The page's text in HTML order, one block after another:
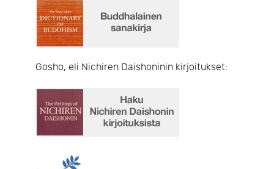
Gosho, eli Nichiren Daishoninin kirjoitukset: